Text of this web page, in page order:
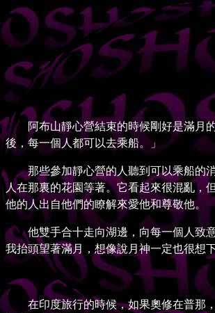
阿布山靜心營結束的時候剛好是滿月的
後，每一個人都可以去乘船。」
那些參加靜心營的人聽到可以乘船的消
人在那裏的花園等著。它看起來很混亂，
他的人出自他們的瞭解來愛他和尊敬他。
他雙手合十走向湖邊，向每一個人致意
我抬頭望著滿月，想像說月神一定也很想
在印度旅行的時候，如果奧修在普那，